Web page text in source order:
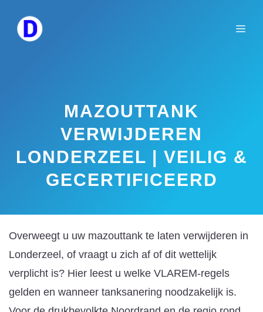
naar
MAZOUTTANK
VERWIJDEREN
LONDERZEEL | VEILIG &
GECERTIFICEERD
Overweegt u uw mazouttank te laten verwijderen in
Londerzeel, of vraagt u zich af of dit wettelijk
verplicht is? Hier leest u welke VLAREM-regels
gelden en wanneer tanksanering noodzakelijk is.